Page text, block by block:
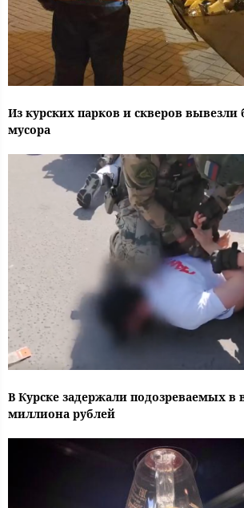
Из курских парков и скверов вывезли
мусора
В Курске задержали подозреваемых в
миллиона рублей